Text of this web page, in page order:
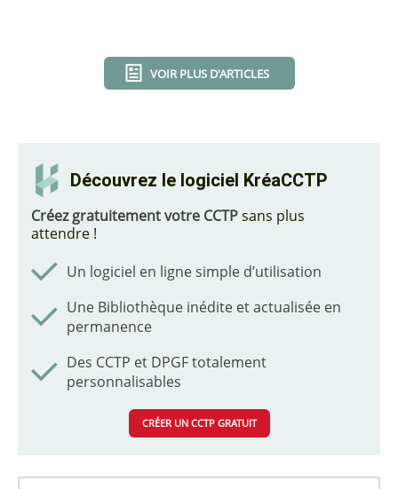
VOIR PLUS D'ARTICLES
Découvrez le logiciel KréaCCTP
Créez gratuitement votre CCTPsans plus
attendre !
Un logiciel en ligne simple d’utilisation
Une Bibliothèque inédite et actualisée en
permanence
Des CCTP et DPGF totalement
personnalisables
CRÉER UN CCTP GRATUIT